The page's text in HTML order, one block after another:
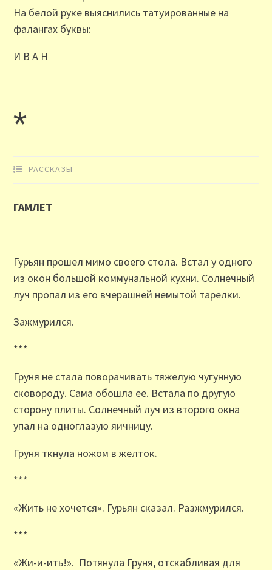
На белой руке выяснились татуированные на
фалангах буквы:
И В А Н
*
РАССКАЗЫ
ГАМЛЕТ
Гурьян прошел мимо своего стола. Встал у одного
из окон большой коммунальной кухни. Солнечный
луч пропал из его вчерашней немытой тарелки.
Зажмурился.
***
Груня не стала поворачивать тяжелую чугунную
сковороду. Сама обошла её. Встала по другую
сторону плиты. Солнечный луч из второго окна
упал на одноглазую яичницу.
Груня ткнула ножом в желток.
***
«Жить не хочется». Гурьян сказал. Разжмурился.
***
«Жи-и-ить!». Потянула Груня, отскабливая для